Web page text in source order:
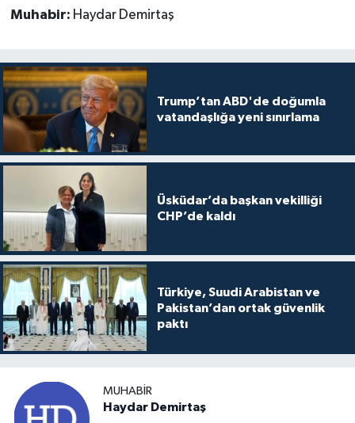
Muhabir: Haydar Demirtaş
Trump’tan ABD'de doğumla
vatandaşlığa yeni sınırlama
Üsküdar’da başkan vekilliği
CHP’de kaldı
Türkiye, Suudi Arabistan ve
Pakistan’dan ortak güvenlik
paktı
MUHABIR
Haydar Demirtaş